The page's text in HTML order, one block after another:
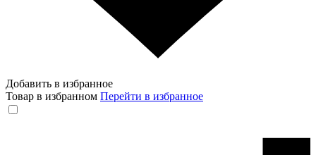
Добавить в избранное
Товар в избранном Перейти в избранное